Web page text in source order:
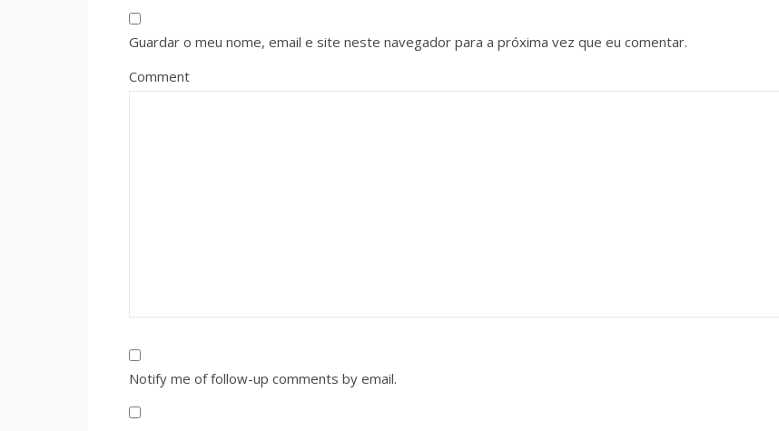
Guardar o meu nome, email e site neste navegador para a próxima vez que eu comentar.
Comment
Notify me of follow-up comments by email.